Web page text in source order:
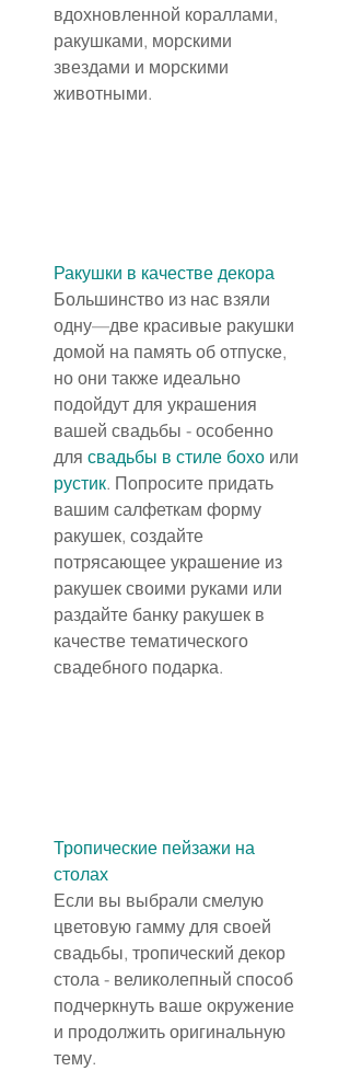
вдохновленной кораллами,
ракушками, морскими
звездами и морскими
животными.
Ракушки в качестве декора
Большинство из нас взяли
одну—две красивые ракушки
домой на память об отпуске,
но они также идеально
подойдут для украшения
вашей свадьбы - особенно
для свадьбы в стиле бохо или
рустик. Попросите придать
вашим салфеткам форму
ракушек, создайте
потрясающее украшение из
ракушек своими руками или
раздайте банку ракушек в
качестве тематического
свадебного подарка.
Тропические пейзажи на
столах
Если вы выбрали смелую
цветовую гамму для своей
свадьбы, тропический декор
стола - великолепный способ
подчеркнуть ваше окружение
и продолжить оригинальную
тему.